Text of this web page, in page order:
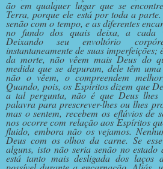
ão em qualquer lugar que se
Terra, porque ele está por toda a
senão com o tempo, e as diferentes
no fundo dos quais deixa, a cada
Deixando seu envoltório
instantaneamente de suas
da morte, não vêem mais Deus do
medida que se depuram, dele têm
não o vêem, o compreendem
Quando, pois, os Espíritos dizem que
a tal pergunta, não é que Deus
palavra para prescrever-lhes ou lhes
mas o sentem, recebem os eflúvios de
nos ocorre com relação aos Espíritos
fluido, embora não os vejamos.
Deus com os olhos da carne. Se
alguns, isto não seria senão no
está tanto mais desligada dos laços